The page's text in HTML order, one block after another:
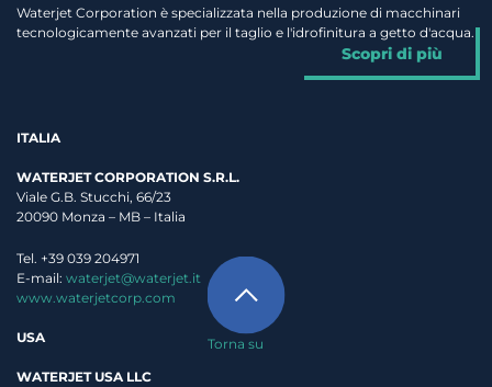
Torna su
Waterjet Corporation è specializzata nella produzione di macchinari
tecnologicamente avanzati per il taglio e l'idrofinitura a getto d'acqua.
Scopri di più
ITALIA
WATERJET CORPORATION S.R.L.
Viale G.B. Stucchi, 66/23
20090 Monza – MB – Italia
Tel. +39 039 204971
E-mail: waterjet@waterjet.it
www.waterjetcorp.com
USA
WATERJET USA LLC